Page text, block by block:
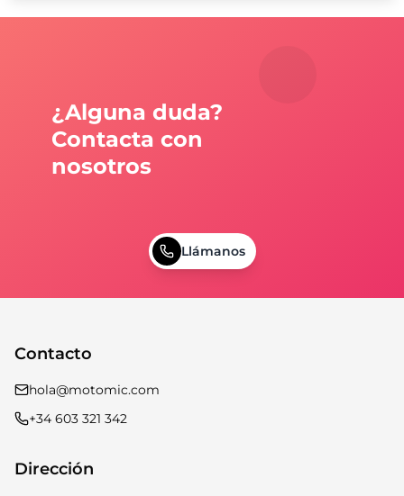
¿Alguna duda?
Contacta con
nosotros
Llámanos
Contacto
hola@motomic.com
+34 603 321 342
Dirección